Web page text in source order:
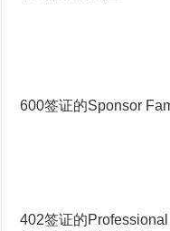
600签证的Sponsor
402签证的